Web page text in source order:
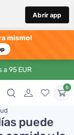
Abrir app
mismo!
a 95 EUR
0
puede